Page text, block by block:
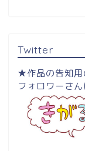
Twitter
★作品の告知用
フォロワーさ